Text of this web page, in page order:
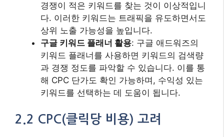
경쟁이 적은 키워드를 찾는 것이 이상적입니
다. 이러한 키워드는 트래픽을 유도하면서도
상위 노출 가능성을 높입니다.
구글 키워드 플래너 활용: 구글 애드워즈의
키워드 플래너를 사용하면 키워드의 검색량
과 경쟁 정도를 파악할 수 있습니다. 이를 통
해 CPC 단가도 확인 가능하며, 수익성 있는
키워드를 선택하는 데 도움이 됩니다.
2.2 CPC(클릭당 비용) 고려